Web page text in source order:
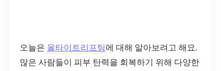
오늘은 올타이트리프팅에 대해 알아보려고 해요.
많은 사람들이 피부 탄력을 회복하기 위해 다양한